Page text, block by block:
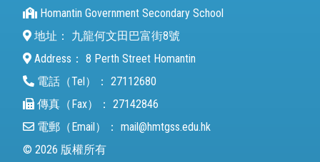
Homantin Government Secondary School
地址：
九龍何文田巴富街8號
Address： 8 Perth Street Homantin
電話（Tel）： 27112680
傳真（Fax）： 27142846
電郵（Email）： mail@hmtgss.edu.hk
© 2026 版權所有